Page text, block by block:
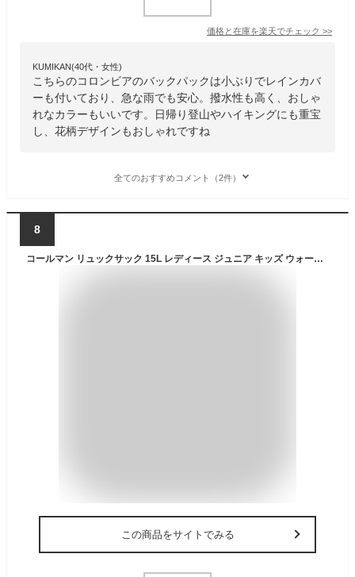
価格と在庫を楽天でチェック >>
KUMIKAN(40代・女性)
こちらのコロンビアのバックパックは小ぶりでレインカバ
ーも付いており、急な雨でも安心。撥水性も高く、おしゃ
れなカラーもいいです。日帰り登山やハイキングにも重宝
し、花柄デザインもおしゃれですね
全てのおすすめコメント（2件）
8
コールマン リュックサック 15L レディース ジュニア キッズ ウォーカー15 ブラック 2000038986 Coleman バックパック バッグ
この商品をサイトでみる